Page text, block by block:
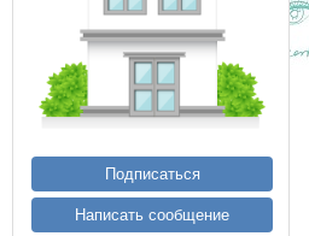
Подписаться
Написать сообщение